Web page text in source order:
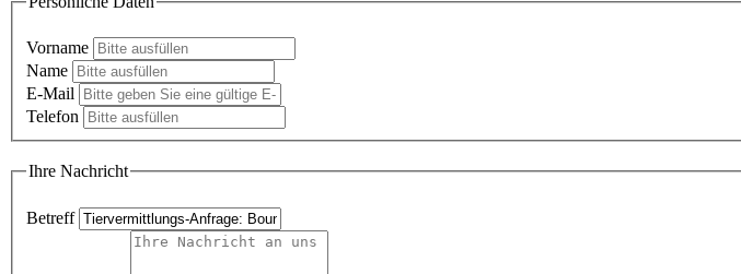
Vorname
Name
E-Mail
Telefon
Ihre Nachricht
Betreff